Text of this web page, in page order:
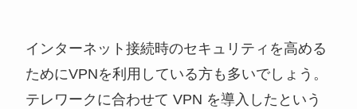
インターネット接続時のセキュリティを高める
ためにVPNを利用している方も多いでしょう。
テレワークに合わせて VPN を導入したという